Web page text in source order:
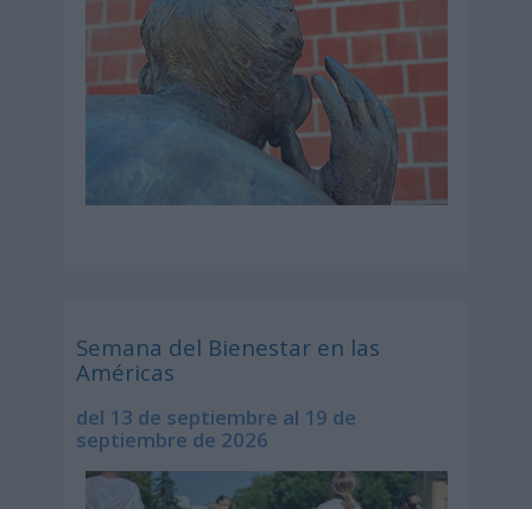
Semana del Bienestar en las
Américas
del 13 de septiembre al 19 de
septiembre de 2026